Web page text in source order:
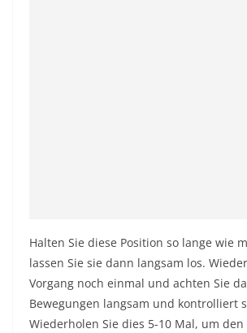
Halten Sie diese Position so lange wie
lassen Sie sie dann langsam los.
Vorgang noch einmal und achten Sie
Bewegungen langsam und kontrolliert
Wiederholen Sie dies 5-10 Mal, um